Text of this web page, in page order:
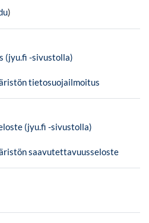
)
(jyu.fi -sivustolla)
tietosuojailmoitus
(jyu.fi -sivustolla)
saavutettavuusseloste